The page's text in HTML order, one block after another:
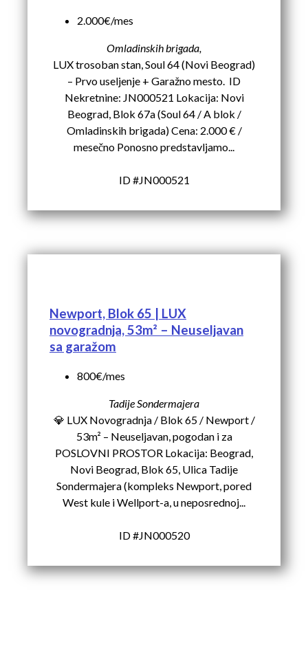
2.000€/mes
Omladinskih brigada,
LUX trosoban stan, Soul 64 (Novi Beograd)
– Prvo useljenje + Garažno mesto. ID
Nekretnine: JN000521 Lokacija: Novi
Beograd, Blok 67a (Soul 64 / A blok /
Omladinskih brigada) Cena: 2.000 € /
mesečno Ponosno predstavljamo...
ID #JN000521
Newport, Blok 65 | LUX
novogradnja, 53m² – Neuseljavan
sa garažom
800€/mes
Tadije Sondermajera
💎 LUX Novogradnja / Blok 65 / Newport /
53m² – Neuseljavan, pogodan i za
POSLOVNI PROSTOR Lokacija: Beograd,
Novi Beograd, Blok 65, Ulica Tadije
Sondermajera (kompleks Newport, pored
West kule i Wellport-a, u neposrednoj...
ID #JN000520